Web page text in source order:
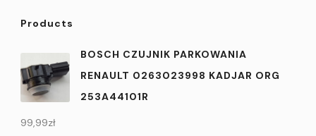
Products
BOSCH CZUJNIK PARKOWANIA
RENAULT 0263023998 KADJAR ORG
253A44101R
99,99zł